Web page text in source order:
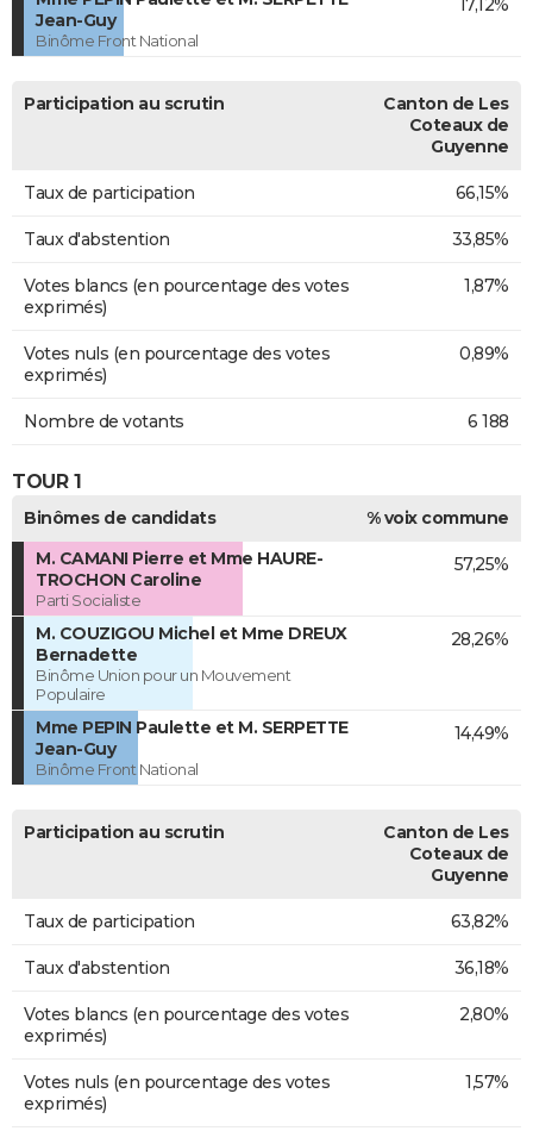
Jean-Guy
Binôme Front National
17,12%
Participation au scrutin
Canton de Les
Coteaux de
Guyenne
Taux de participation 66,15%
Taux d'abstention 33,85%
Votes blancs (en pourcentage des votes
exprimés)
1,87%
Votes nuls (en pourcentage des votes
exprimés)
0,89%
Nombre de votants 6 188
TOUR 1
Binômes de candidats
% voix commune
M. CAMANI Pierre et Mme HAURE-
TROCHON Caroline
Parti Socialiste
57,25%
M. COUZIGOU Michel et Mme DREUX
Bernadette
Binôme Union pour un Mouvement
Populaire
28,26%
Mme PEPIN Paulette et M. SERPETTE
Jean-Guy
Binôme Front National
14,49%
Participation au scrutin
Canton de Les
Coteaux de
Guyenne
Taux de participation 63,82%
Taux d'abstention 36,18%
Votes blancs (en pourcentage des votes
exprimés)
2,80%
Votes nuls (en pourcentage des votes
exprimés)
1,57%